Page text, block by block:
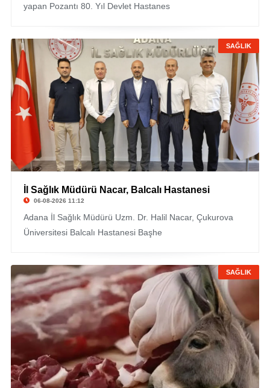
yapan Pozantı 80. Yıl Devlet Hastanes
SAĞLIK
İl Sağlık Müdürü Nacar, Balcalı Hastanesi
06-08-2026 11:12
Adana İl Sağlık Müdürü Uzm. Dr. Halil Nacar, Çukurova
Üniversitesi Balcalı Hastanesi Başhe
SAĞLIK